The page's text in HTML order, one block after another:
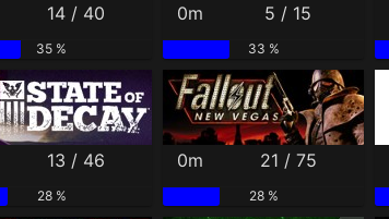
14 / 40
35 %
0m 5 / 15
33 %
13 / 46
28 %
0m 21 / 75
28 %